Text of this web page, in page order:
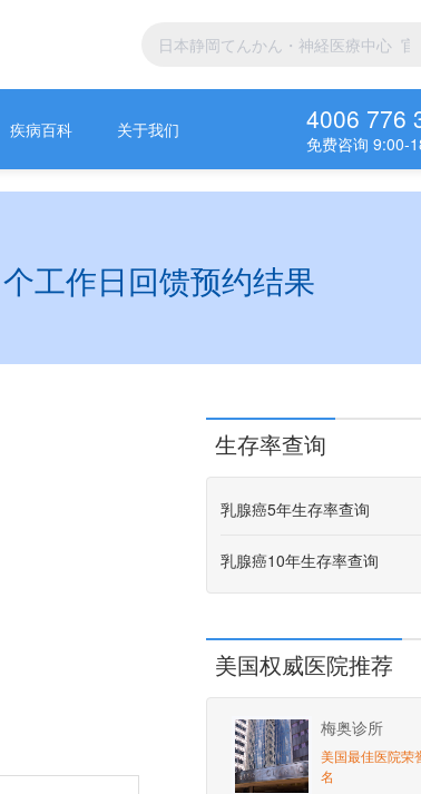
疾病百科 关于我们 4006 776
免费咨询 9:00-
个工作日回馈预约结果
生存率查询
乳腺癌5年生存率查询
乳腺癌10年生存率查询
美国权威医院推荐
梅奥诊所
美国最佳医院荣
名